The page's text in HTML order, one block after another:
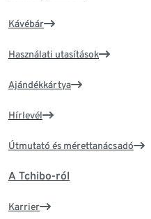
Kávébár
Használati utasítások
Ajándékkártya
Hírlevél
Útmutató és mérettanácsadó
A Tchibo-ról
Karrier